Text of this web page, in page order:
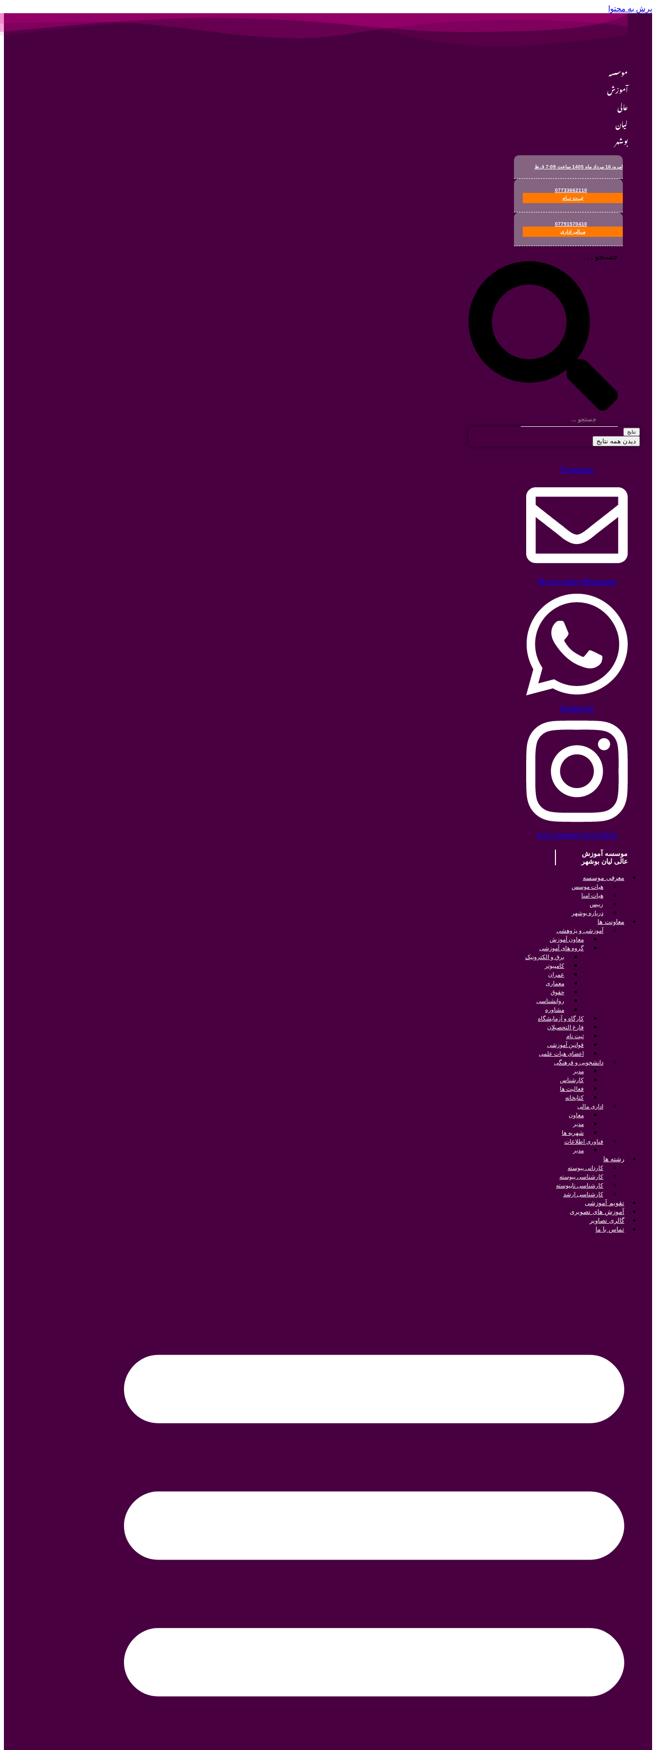
پرش به محتوا
موسسه
آموزش
عالی
لیان
بوشهر
امروز16 مرداد ماه 1405 ساعت 7:09 ق.ظ
07733662110
ثبــت نــام
07791570410
مــالی اداری
جستجو . . .
نتایج
دیدن همه نتایج
Envelope
M-icon-bale Whatsapp
Instagram
Icon-sanjesh Icon-lian1
موسسه آموزش
عالی لیان بوشهر
معرفی موسسه
هیات موسس
هیات امنا
رییس
درباره بوشهر
معاونت ها
آموزشی و پژوهشی
معاون آموزش
گروه های آموزشی
برق و الکترونیک
کامپیوتر
عمران
معماری
حقوق
روانشناسی
مشاوره
کارگاه و آزمایشگاه
فارغ التحصیلان
ثبت نام
قوانین آموزشی
اعضای هیات علمی
دانشجویی و فرهنگی
مدیر
کارشناس
فعالیت ها
کتابخانه
اداری مالی
معاون
مدیر
شهریه ها
فناوری اطلاعات
مدیر
رشته ها
کاردانی پیوسته
کارشناسی پیوسته
کارشناسی ناپیوسته
کارشناسی ارشد
تقویم آموزشی
آموزش های تصویری
گالری تصاویر
تماس با ما